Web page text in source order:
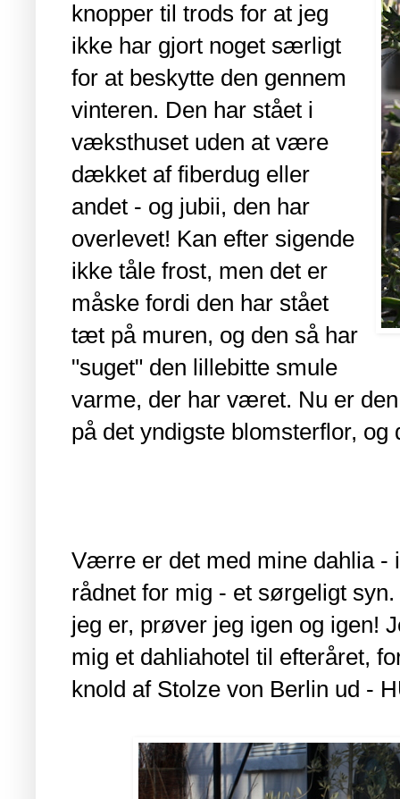
knopper til trods for at jeg
ikke har gjort noget særligt
for at beskytte den gennem
vinteren. Den har stået i
væksthuset uden at være
dækket af fiberdug eller
andet - og jubii, den har
overlevet! Kan efter sigende
ikke tåle frost, men det er
måske fordi den har stået
tæt på muren, og den så har
"suget" den lillebitte smule
varme, der har været. Nu er
på det yndigste blomsterflor, og
Værre er det med mine dahlia -
rådnet for mig - et sørgeligt
jeg er, prøver jeg igen og igen!
mig et dahliahotel til efteråret,
knold af Stolze von Berlin ud -